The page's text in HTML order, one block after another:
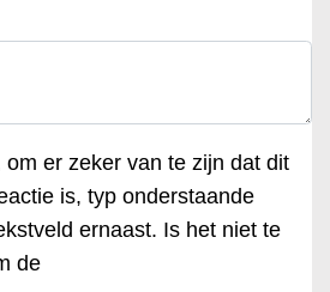
er zeker van te zijn dat dit
is, typ onderstaande
ernaast. Is het niet te
de